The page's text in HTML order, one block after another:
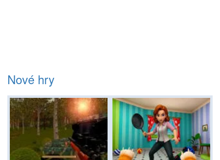
Nové hry